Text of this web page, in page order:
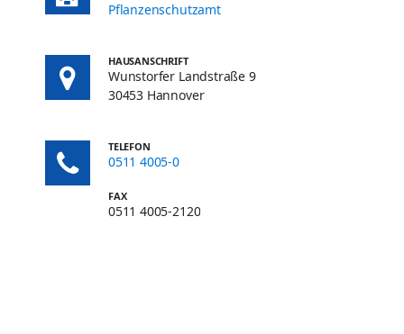
Pflanzenschutzamt
HAUSANSCHRIFT
Wunstorfer Landstraße 9
30453 Hannover
TELEFON
0511 4005-0
FAX
0511 4005-2120